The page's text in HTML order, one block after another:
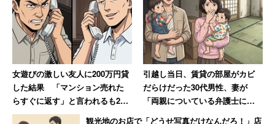
女遊びの激しい友人に200万円貸
した結果 「マンション売れた
らすぐに返す」と言われるも20
年間踏み倒され続ける→絶縁
引越し当日、賃貸の部屋がカビ
だらけだった30代男性、妻が
「両親についている弁護士に相
談しますね」と反撃した結果
観光地のお店で「どうせ写真だけなんだろ！」店